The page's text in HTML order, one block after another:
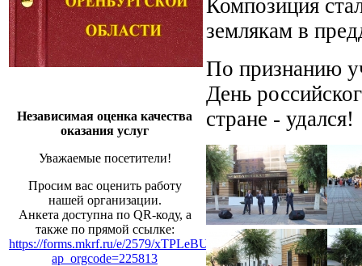
Независимая оценка качества
оказания услуг
Уважаемые посетители!
Просим вас оценить работу
нашей организации.
Анкета доступна по QR-коду, а
также по прямой ссылке:
https://forms.mkrf.ru/e/2579/xTPLeBU7/?
ap_orgcode=225813
Композиция
землякам в
По признанию
День
стране - удался!